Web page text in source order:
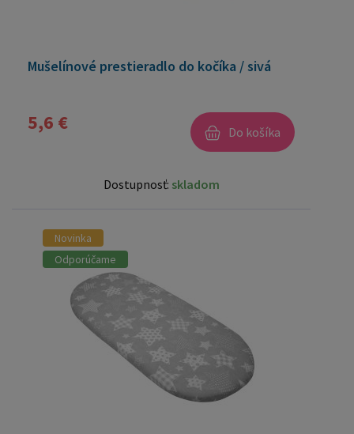
Mušelínové prestieradlo do kočíka / sivá
5,6 € Do košíka
Dostupnosť: skladom
Novinka
Odporúčame